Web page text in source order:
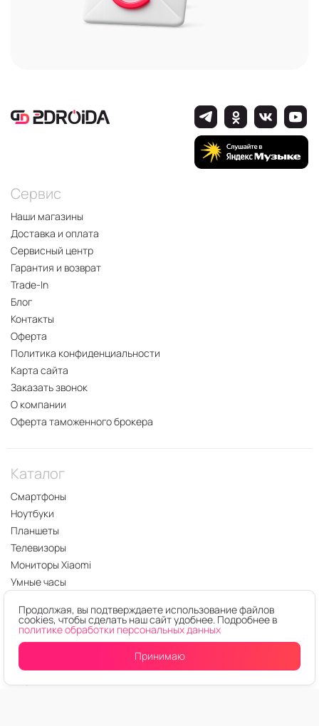
Сервис
Наши магазины
Доставка и оплата
Сервисный центр
Гарантия и возврат
Trade-In
Блог
Контакты
Оферта
Политика конфиденциальности
Карта сайта
Заказать звонок
О компании
Оферта таможенного брокера
Каталог
Смартфоны
Ноутбуки
Планшеты
Телевизоры
Мониторы Xiaomi
Умные часы
Контакты
Москва
Продолжая, вы подтверждаете использование файлов
cookies, чтобы сделать наш сайт удобнее. Подробнее в
политике обработки персональных данных
Принимаю